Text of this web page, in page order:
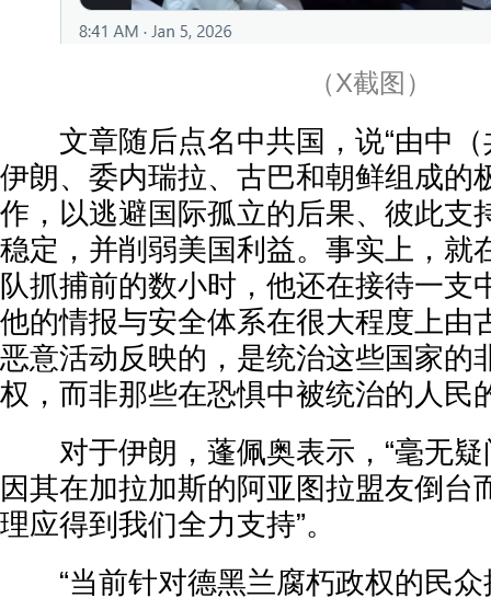
（X截图）
文章随后点名中共国，说“由中（
伊朗、委内瑞拉、古巴和朝鲜组成的
作，以逃避国际孤立的后果、彼此支
稳定，并削弱美国利益。事实上，就
队抓捕前的数小时，他还在接待一支
他的情报与安全体系在很大程度上由
恶意活动反映的，是统治这些国家的
权，而非那些在恐惧中被统治的人民
对于伊朗，蓬佩奥表示，“毫无疑
因其在加拉加斯的阿亚图拉盟友倒
理应得到我们全力支持”。
“当前针对德黑兰腐朽政权的民众